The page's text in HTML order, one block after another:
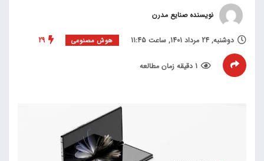
نویسنده صنایع مدرن
دوشنبه, 24 مرداد 1401, ساعت 11:45 هوش مصنوعی 29
1 دقیقه زمان مطالعه